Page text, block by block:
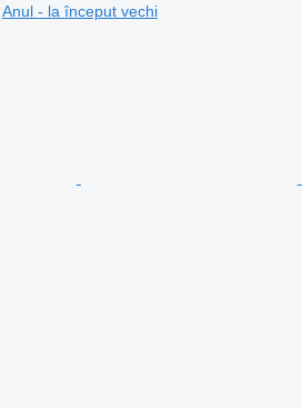
Anul - la început vechi